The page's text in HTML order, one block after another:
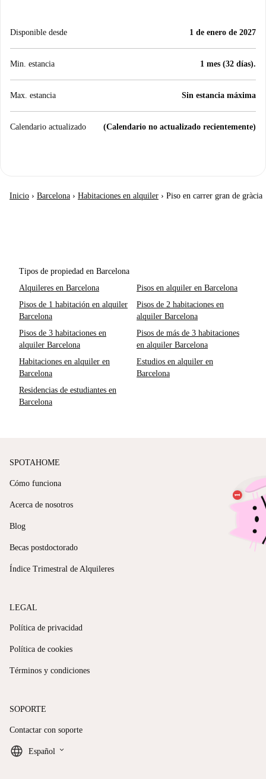
Disponible desde 1 de enero de 2027
Min. estancia 1 mes (32 días).
Max. estancia Sin estancia máxima
Calendario actualizado (Calendario no actualizado recientemente)
Inicio › Barcelona › Habitaciones en alquiler › Piso en carrer gran de gràcia
Tipos de propiedad en Barcelona
Alquileres en Barcelona
Pisos en alquiler en Barcelona
Pisos de 1 habitación en alquiler
Barcelona
Pisos de 2 habitaciones en
alquiler Barcelona
Pisos de 3 habitaciones en
alquiler Barcelona
Pisos de más de 3 habitaciones
en alquiler Barcelona
Habitaciones en alquiler en
Barcelona
Estudios en alquiler en
Barcelona
Residencias de estudiantes en
Barcelona
SPOTAHOME
Cómo funciona
Acerca de nosotros
Blog
Becas postdoctorado
Índice Trimestral de Alquileres
LEGAL
Política de privacidad
Política de cookies
Términos y condiciones
SOPORTE
Contactar con soporte
Español keyboard_arrow_down